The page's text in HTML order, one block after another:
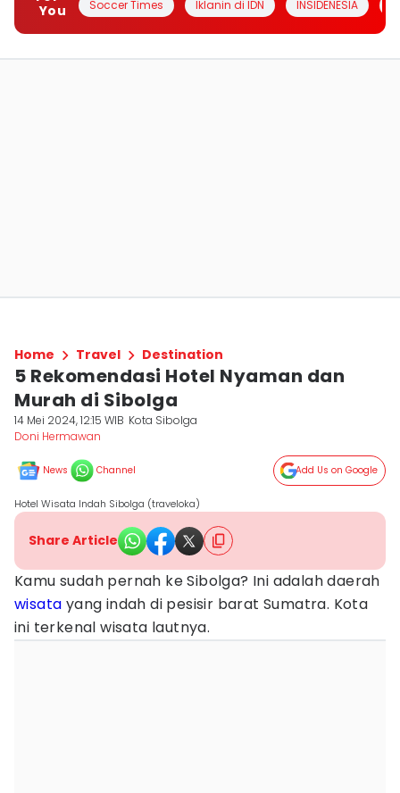
You
Soccer Times Iklanin di IDN INSIDENESIA
Home Travel Destination
5 Rekomendasi Hotel Nyaman dan
Murah di Sibolga
14 Mei 2024, 12:15 WIB Kota Sibolga
Doni Hermawan
News Channel Add Us on Google
Hotel Wisata Indah Sibolga (traveloka)
Share Article
Kamu sudah pernah ke Sibolga? Ini adalah daerah
wisata yang indah di pesisir barat Sumatra. Kota
ini terkenal wisata lautnya.